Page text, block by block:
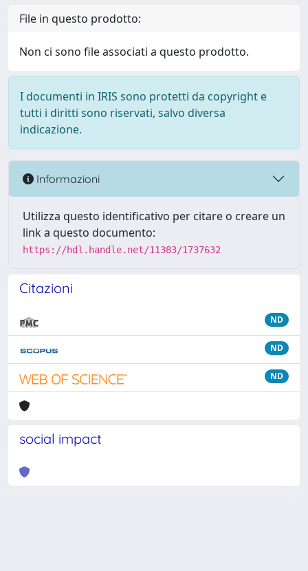
File in questo prodotto:
Non ci sono file associati a questo prodotto.
I documenti in IRIS sono protetti da copyright e
tutti i diritti sono riservati, salvo diversa
indicazione.
Informazioni
Utilizza questo identificativo per citare o creare un
link a questo documento:
https://hdl.handle.net/11383/1737632
Citazioni
ND
ND
ND
social impact